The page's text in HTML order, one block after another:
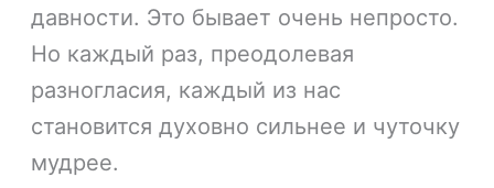
давности. Это бывает очень непросто.
Но каждый раз, преодолевая
разногласия, каждый из нас
становится духовно сильнее и чуточку
мудрее.